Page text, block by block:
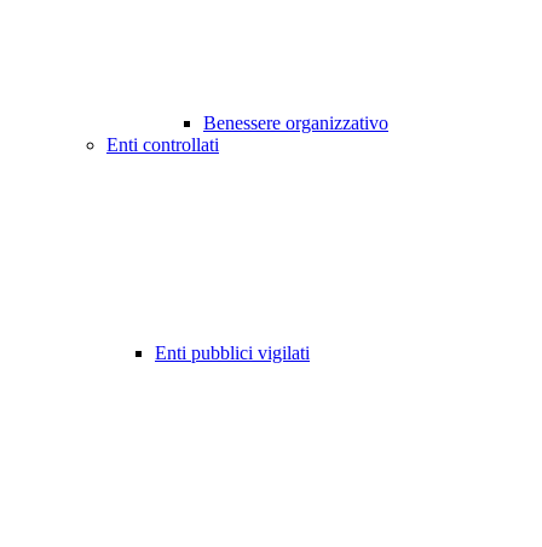
Benessere organizzativo
Enti controllati
Enti pubblici vigilati